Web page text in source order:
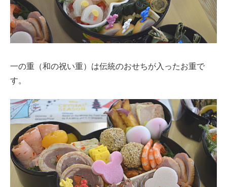
一の重（和の祝い重）は伝統のおせちが入ったお重で
す。